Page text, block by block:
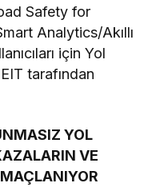
Safety for
Analytics/Akıllı
için Yol
tarafından
YOL
VE